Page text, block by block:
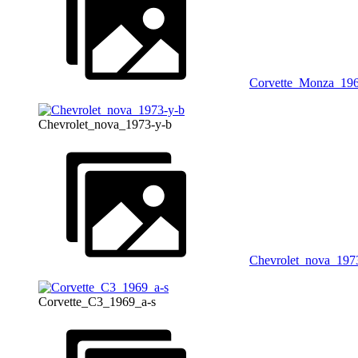
Chevrolet_nova_1973-y-b
Corvette_C3_1969_a-s